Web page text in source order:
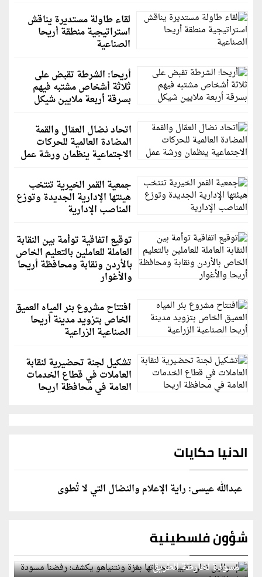
لقاء طاولة مستديرة يناقش
استراتيجية منطقة أريحا
الصناعية
أريحا: الشرطة تقبض على
ثلاثة أشخاص مشتبه فيهم
بسرقة أربعة ملايين شيكل
اتحاد نضال العمّال والقمة
المضادة العالمية للحركات
الاجتماعية ينظمان ورشة عمل
جمعية القمر الخيرية تنتخب
هيئتها الإدارية الجديدة وتوزع
المناصب الإدارية
توقيع اتفاقية توأمة بين النقابة
العاملة للعاملين بالتعليم الخاص
بالأردن ونقابة ومحافظة أريحا
والأغوار
افتتاح مشروع بئر المياه العميق
الخاص بتزويد مدينة أريحا
الصناعية الزراعية
تشكيل لجنة تحضيرية لنقابة
العاملات في قطاع الخدمات
العامة في محافظة اريحا
الدنيا حكايات
عبدالله عيسى: راية الإعلام والنضال التي لا تُطوى
شؤون فلسطينية
إسرائيل تعلن تقييد هجماتها بغزة ونتنياهو يكشف: رفضنا
مسودة لخارطة الطريق